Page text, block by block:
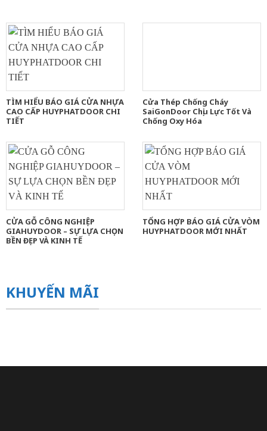
TÌM HIỂU BÁO GIÁ CỬA NHỰA
CAO CẤP HUYPHATDOOR CHI
TIẾT
Cửa Thép Chống Cháy
SaiGonDoor Chịu Lực Tốt Và
Chống Oxy Hóa
CỬA GỖ CÔNG NGHIỆP
GIAHUYDOOR – SỰ LỰA CHỌN
BỀN ĐẸP VÀ KINH TẾ
TỔNG HỢP BÁO GIÁ CỬA VÒM
HUYPHATDOOR MỚI NHẤT
KHUYẾN MÃI